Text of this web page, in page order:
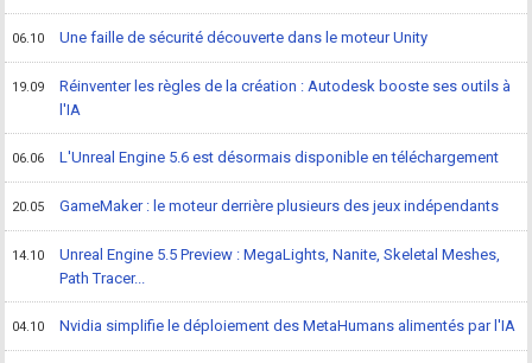
06.10 Une faille de sécurité découverte dans le moteur Unity
19.09
Réinventer les règles de la création : Autodesk booste ses outils à
l'IA
06.06 L'Unreal Engine 5.6 est désormais disponible en téléchargement
20.05 GameMaker : le moteur derrière plusieurs des jeux indépendants
14.10
Unreal Engine 5.5 Preview : MegaLights, Nanite, Skeletal Meshes,
Path Tracer...
04.10 Nvidia simplifie le déploiement des MetaHumans alimentés par l'IA